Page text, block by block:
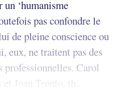
un ‘humanisme
pas confondre le
de pleine conscience ou
eux, ne traitent pas des
Carol
Joan Tronto, th...